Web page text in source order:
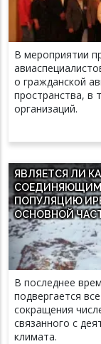
В мероприятии
о гражданской
пространства, в
организаций.
ЯВЛЯЕТСЯ ЛИ
ПОПУЛЯЦИЮ
ОСНОВНОЙ
В последнее
подвергается
сокращения
связанного с
климата.